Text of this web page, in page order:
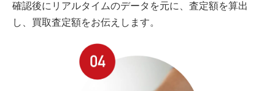
確認後にリアルタイムのデータを元に、査定額を算出
し、買取査定額をお伝えします。